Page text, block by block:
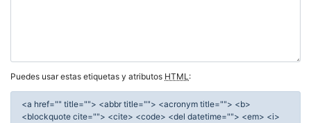
Puedes usar estas etiquetas y atributos HTML:
<a href="" title=""> <abbr title=""> <acronym title=""> <b>
<blockquote cite=""> <cite> <code> <del datetime=""> <em> <i>